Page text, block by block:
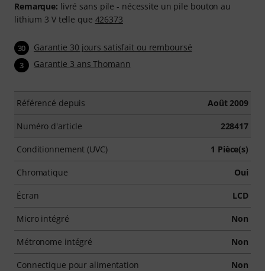
Remarque: livré sans pile - nécessite un pile bouton au
lithium 3 V telle que 426373
30 Garantie 30 jours satisfait ou remboursé
3 Garantie 3 ans Thomann
Référencé depuis Août 2009
Numéro d'article 228417
Conditionnement (UVC) 1 Pièce(s)
Chromatique Oui
Écran LCD
Micro intégré Non
Métronome intégré Non
Connectique pour alimentation Non